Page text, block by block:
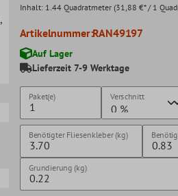
,
Inhalt: 1.44 Quadratmeter (31,88 €* / 1
Artikelnummer:RAN49197
Auf Lager
Lieferzeit 7-9 Werktage
Paket(e) Verschnitt
Benötigter Fliesenkleber (kg)
Grundierung (kg)